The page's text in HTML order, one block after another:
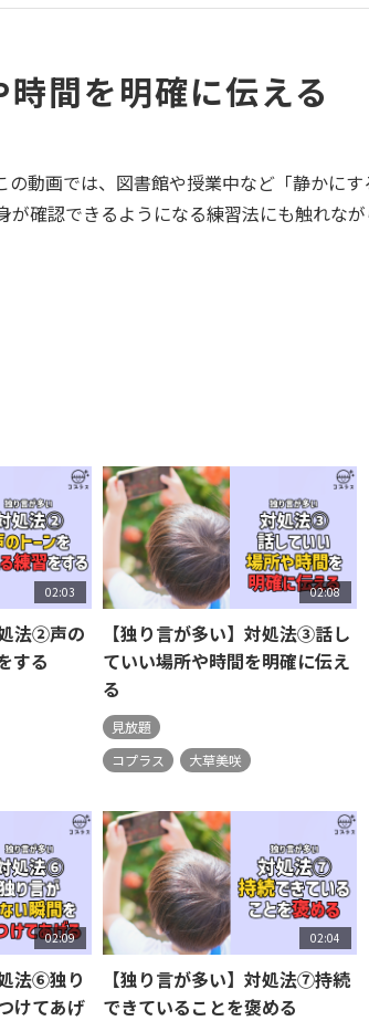
コプラス 大草美咲
間を明確に伝える
の動画では、図書館や授業中など「静かに
確認できるようになる練習法にも触れなが
02:03
法②声の
する
02:08
【独り言が多い】対処法③話し
ていい場所や時間を明確に伝え
る
見放題
コプラス
大草美咲
02:09
法⑥独り
けてあげ
02:04
【独り言が多い】対処法⑦持続
できていることを褒める